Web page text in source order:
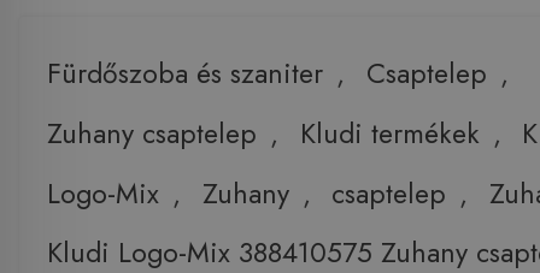
Fürdőszoba és szaniter , Csaptelep ,
Zuhany csaptelep , Kludi termékek ,
Logo-Mix , Zuhany , csaptelep ,
Kludi Logo-Mix 388410575 Zuhany